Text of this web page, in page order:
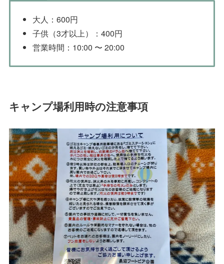
大人：600円
子供（3才以上）：400円
営業時間：10:00 〜 20:00
キャンプ場利用時の注意事項